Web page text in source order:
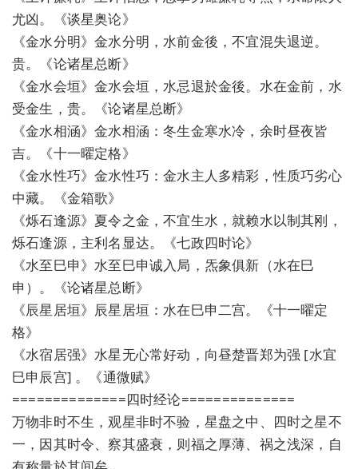
尤凶。《谈星奥论》
《金水分明》金水分明，水前金後，不宜混失退逆。
贵。《论诸星总断》
《金水会垣》金水会垣，水忌退於金後。水在金前，水
受金生，贵。《论诸星总断》
《金水相涵》金水相涵：冬生金寒水冷，余时昼夜皆
吉。《十一曜定格》
《金水性巧》金水性巧：金水主人多精彩，性质巧劣心
中藏。《金箱歌》
《烁石逢源》夏令之金，不宜生水，就赖水以制其刚，
烁石逢源，主利名显达。《七政四时论》
《水至巳申》水至巳申诚入局，炁象俱新（水在巳
申）。《论诸星总断》
《辰星居垣》辰星居垣：水在巳申二宫。《十一曜定
格》
《水宿居强》水星无心常好动，向昼楚晋郑为强 [水宜
巳申辰宫] 。《通微赋》
==============四时经论==============
万物非时不生，观星非时不验，星盘之中、四时之星不
一，因其时令、察其盛衰，则福之厚薄、祸之浅深，自